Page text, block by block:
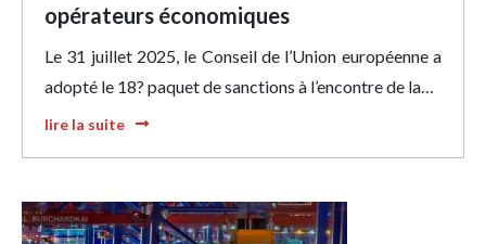
opérateurs économiques
Le 31 juillet 2025, le Conseil de l’Union européenne a
adopté le 18? paquet de sanctions à l’encontre de la…
lire la suite